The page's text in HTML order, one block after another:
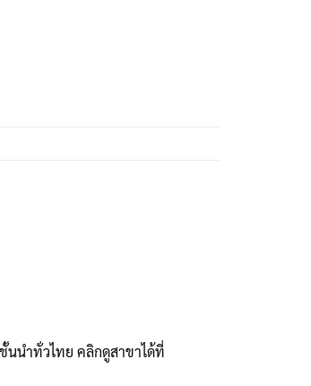
นนำทั่วไทย คลิกดูสาขาได้ที่